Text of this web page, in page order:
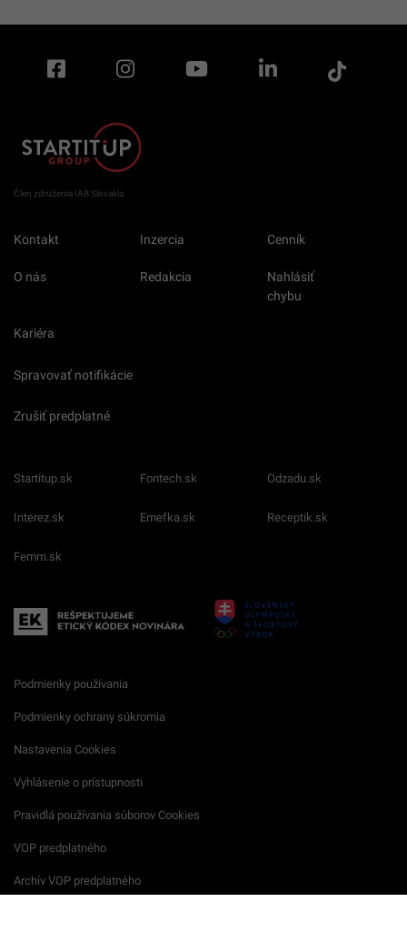
Člen združenia IAB Slovakia
Kontakt Inzercia Cenník
O nás Redakcia
Nahlásiť
chybu
Kariéra
Spravovať notifikácie
Zrušiť predplatné
Startitup.sk Fontech.sk Odzadu.sk
Interez.sk Emefka.sk Receptik.sk
Femm.sk
Podmienky používania
Podmienky ochrany súkromia
Nastavenia Cookies
Vyhlásenie o prístupnosti
Pravidlá používania súborov Cookies
VOP predplatného
Archív VOP predplatného